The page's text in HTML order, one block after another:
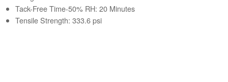
Tack-Free Time-50% RH: 20 Minutes
Tensile Strength: 333.6 psi